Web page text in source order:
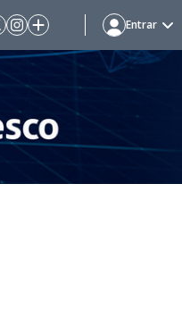
Entrar